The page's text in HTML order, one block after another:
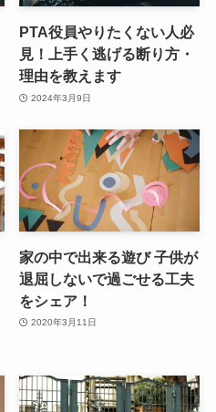
PTA役員やりたくない人必
見！上手く逃げる断り方・
理由を教えます
2024年3月9日
家の中で出来る遊び 子供が
退屈しないで過ごせる工夫
をシェア！
2020年3月11日